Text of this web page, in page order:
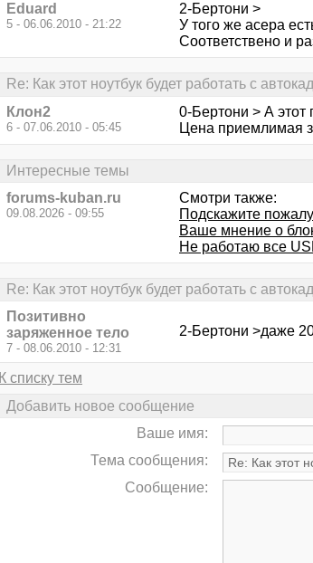
Eduard
5 - 06.06.2010 - 21:22
2-Бертони >
У того же асера
Соответствено и
Re: Как этот ноутбук будет работать с
Клон2
6 - 07.06.2010 - 05:45
0-Бертони > А этот
Цена приемлимая
Интересные темы
forums-kuban.ru
09.08.2026 - 09:55
Смотри также:
Подскажите
Ваше мнение о
Не работаю все
Re: Как этот ноутбук будет работать с
Позитивно
заряженное тело
7 - 08.06.2010 - 12:31
2-Бертони >даже
К списку тем
Добавить новое сообщение
Ваше имя:
Тема сообщения:
Сообщение: